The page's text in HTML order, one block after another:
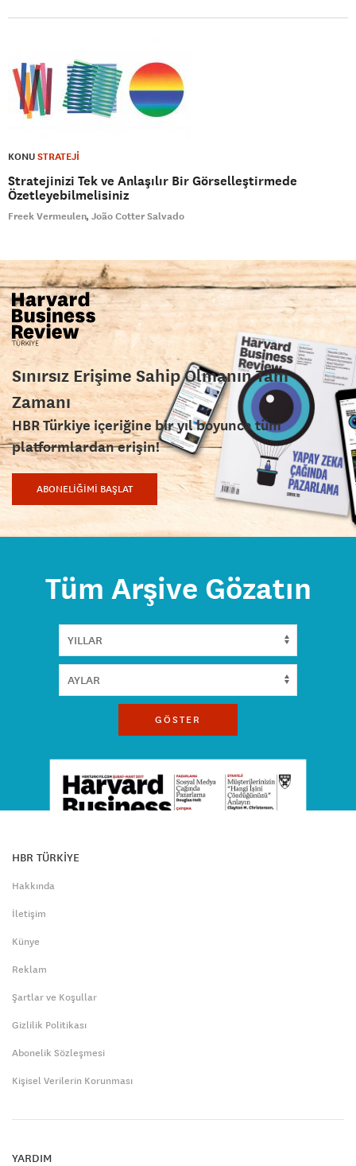
KONUSTRATEJİ
Stratejinizi Tek ve Anlaşılır Bir Görselleştirmede
Özetleyebilmelisiniz
Freek Vermeulen João Cotter Salvado
Sınırsız Erişime Sahip Olmanın Tam
Zamanı
HBR Türkiye içeriğine bir yıl boyunca tüm
platformlardan erişin!
ABONELİĞİMİ BAŞLAT
Tüm Arşive Gözatın
GÖSTER
HBR TÜRKİYE
Hakkında
İletişim
Künye
Reklam
Şartlar ve Koşullar
Gizlilik Politikası
Abonelik Sözleşmesi
Kişisel Verilerin Korunması
YARDIM